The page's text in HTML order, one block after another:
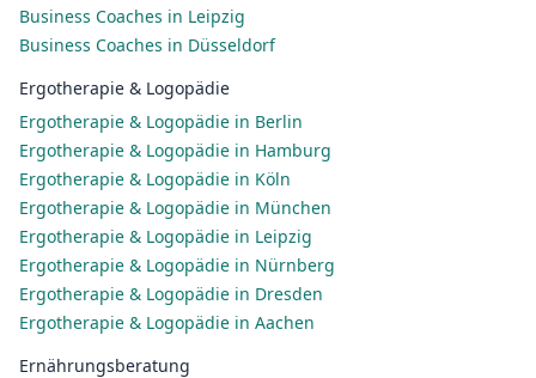
Business Coaches in Leipzig
Business Coaches in Düsseldorf
Ergotherapie & Logopädie
Ergotherapie & Logopädie in Berlin
Ergotherapie & Logopädie in Hamburg
Ergotherapie & Logopädie in Köln
Ergotherapie & Logopädie in München
Ergotherapie & Logopädie in Leipzig
Ergotherapie & Logopädie in Nürnberg
Ergotherapie & Logopädie in Dresden
Ergotherapie & Logopädie in Aachen
Ernährungsberatung